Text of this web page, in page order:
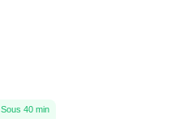
Sous 40 min